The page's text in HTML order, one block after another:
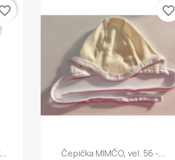
Rychlý náhled
Čepička MIMČO, vel. 56 -...
favorite_border